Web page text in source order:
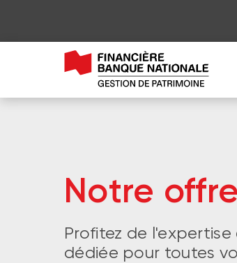
Notre
Profitez de
dédiée pour toutes